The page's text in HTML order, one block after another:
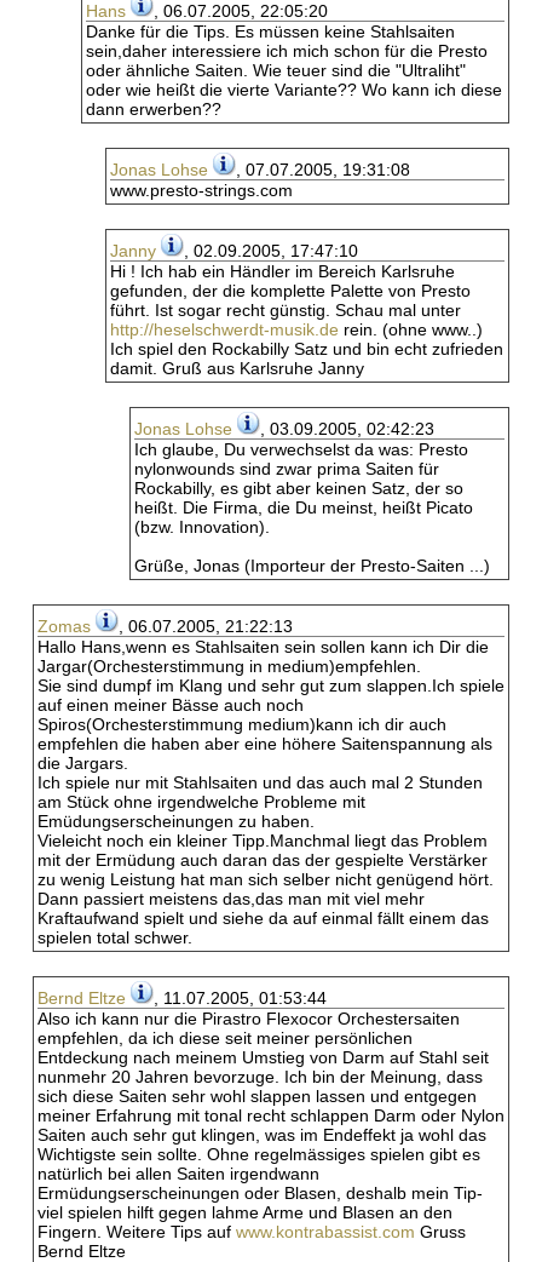
Hans
, 06.07.2005, 22:05:20
Danke für die Tips. Es müssen keine Stahlsaiten
sein,daher interessiere ich mich schon für die Presto
oder ähnliche Saiten. Wie teuer sind die "Ultraliht"
oder wie heißt die vierte Variante?? Wo kann ich diese
dann erwerben??
Jonas Lohse
, 07.07.2005, 19:31:08
www.presto-strings.com
Janny
, 02.09.2005, 17:47:10
Hi ! Ich hab ein Händler im Bereich Karlsruhe
gefunden, der die komplette Palette von Presto
führt. Ist sogar recht günstig. Schau mal unter
http://heselschwerdt-musik.de rein. (ohne www..)
Ich spiel den Rockabilly Satz und bin echt zufrieden
damit. Gruß aus Karlsruhe Janny
Jonas Lohse
, 03.09.2005, 02:42:23
Ich glaube, Du verwechselst da was: Presto
nylonwounds sind zwar prima Saiten für
Rockabilly, es gibt aber keinen Satz, der so
heißt. Die Firma, die Du meinst, heißt Picato
(bzw. Innovation).
Grüße, Jonas (Importeur der Presto-Saiten ...)
Zomas
, 06.07.2005, 21:22:13
Hallo Hans,wenn es Stahlsaiten sein sollen kann ich Dir die
Jargar(Orchesterstimmung in medium)empfehlen.
Sie sind dumpf im Klang und sehr gut zum slappen.Ich spiele
auf einen meiner Bässe auch noch
Spiros(Orchesterstimmung medium)kann ich dir auch
empfehlen die haben aber eine höhere Saitenspannung als
die Jargars.
Ich spiele nur mit Stahlsaiten und das auch mal 2 Stunden
am Stück ohne irgendwelche Probleme mit
Emüdungserscheinungen zu haben.
Vieleicht noch ein kleiner Tipp.Manchmal liegt das Problem
mit der Ermüdung auch daran das der gespielte Verstärker
zu wenig Leistung hat man sich selber nicht genügend hört.
Dann passiert meistens das,das man mit viel mehr
Kraftaufwand spielt und siehe da auf einmal fällt einem das
spielen total schwer.
Bernd Eltze
, 11.07.2005, 01:53:44
Also ich kann nur die Pirastro Flexocor Orchestersaiten
empfehlen, da ich diese seit meiner persönlichen
Entdeckung nach meinem Umstieg von Darm auf Stahl seit
nunmehr 20 Jahren bevorzuge. Ich bin der Meinung, dass
sich diese Saiten sehr wohl slappen lassen und entgegen
meiner Erfahrung mit tonal recht schlappen Darm oder Nylon
Saiten auch sehr gut klingen, was im Endeffekt ja wohl das
Wichtigste sein sollte. Ohne regelmässiges spielen gibt es
natürlich bei allen Saiten irgendwann
Ermüdungserscheinungen oder Blasen, deshalb mein Tip-
viel spielen hilft gegen lahme Arme und Blasen an den
Fingern. Weitere Tips auf www.kontrabassist.com Gruss
Bernd Eltze